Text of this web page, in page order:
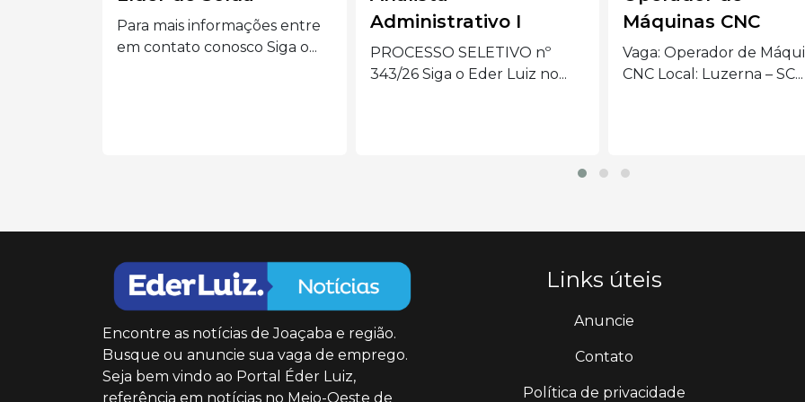
Administrativo I
PROCESSO SELETIVO nº
Máquinas CNC
Vaga: Operador de Máquinas
CNC Local: Luzerna – SC...
– Joaçaba
Quem somos: Nós
Inovadora. Uma das
Encontre as notícias de Joaçaba e região.
Busque ou anuncie sua vaga de emprego.
Seja bem vindo ao Portal Éder Luiz,
referência em notícias no Meio-Oeste de
Links úteis
Anuncie
Contato
Política de privacidade